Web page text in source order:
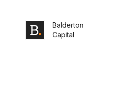
Balderton
Capital